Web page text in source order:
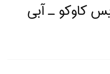
کاوکو ـ آبی